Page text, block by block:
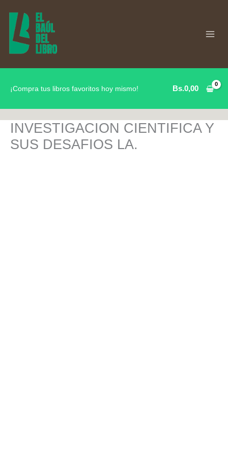
contenido
¡Compra tus libros favoritos hoy mismo! Bs.0,00
INVESTIGACION CIENTIFICA Y
SUS DESAFIOS LA.